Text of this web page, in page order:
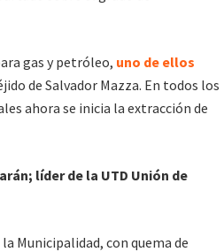
gas y petróleo, uno de ellos
de Salvador Mazza. En todos los
ahora se inicia la extracción de
líder de la UTD Unión de
Municipalidad, con quema de